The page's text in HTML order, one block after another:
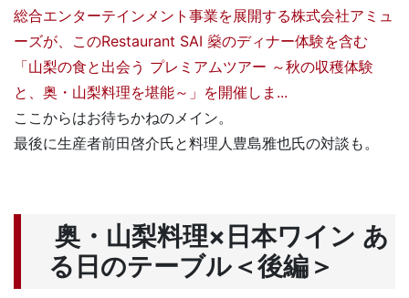
総合エンターテインメント事業を展開する株式会社アミュ
ーズが、このRestaurant SAI 燊のディナー体験を含む
「山梨の食と出会う プレミアムツアー ～秋の収穫体験
と、奥・山梨料理を堪能～」を開催しま...
ここからはお待ちかねのメイン。
最後に生産者前田啓介氏と料理人豊島雅也氏の対談も。
奥・山梨料理× 日本ワイン あ
る日のテーブル＜後編＞